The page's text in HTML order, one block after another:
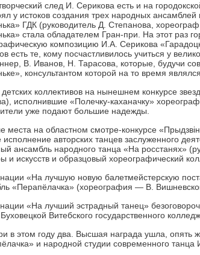
след И. Серикова есть и на
у истоков создания трех народных
ГДК (руководитель Д. Степанова,
стала обладателем Гран-при. На этот раз
композицию И.А. Серикова
есть те, кому посчастливилось учиться у
В. Иванов, Н. Тарасова, которые, будучи
консультантом которой на то время
коллективов на нынешнем конкурсе
исполнившие «Полечку-каханачку»
уже подают большие надежды.
места на областном смотре-конкурсе
исполнение авторских танцев заслуженного
ансамбль народного танца «На росстанях»
и искусств и образцовый хореографический
«На лучшую новую балетмейстерскую
«Перапёлачка» (хореография — В.
«На лучший эстрадный танец»
Витебского государственного
в этом году два. Высшая награда ушла, опять
и народной студии современного танца